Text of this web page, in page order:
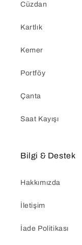
Cüzdan
Kartlık
Kemer
Portföy
Çanta
Saat Kayışı
Bilgi & Destek
Hakkımızda
İletişim
İade Politikası